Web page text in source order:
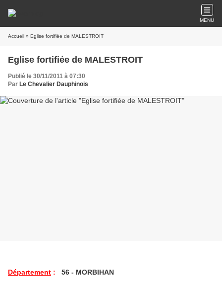
MENU
Accueil » Eglise fortifiée de MALESTROIT
Eglise fortifiée de MALESTROIT
Publié le 30/11/2011 à 07:30
Par Le Chevalier Dauphinois
Département : 56 - MORBIHAN